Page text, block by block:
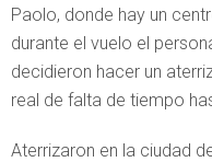
Paolo, donde hay un
durante el vuelo el
decidieron hacer un
real de falta de tiempo
Aterrizaron en la ciudad